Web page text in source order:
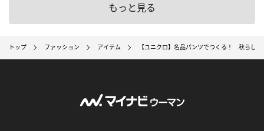
もっと見る
トップ ファッション アイテム 【ユニクロ】名品パンツでつくる！ 秋らし